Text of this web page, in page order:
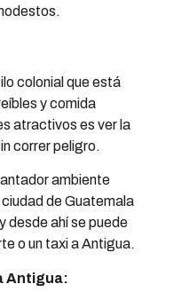
colonial que está
y comida
atractivos es ver la
correr peligro.
ambiente
de Guatemala
desde ahí se puede
o un taxi a Antigua.
Antigua: